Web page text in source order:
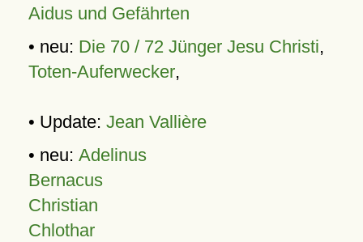
Aidus und Gefährten
• neu: Die 70 / 72 Jünger Jesu Christi,
Toten-Auferwecker,
• Update: Jean Vallière
• neu: Adelinus
Bernacus
Christian
Chlothar